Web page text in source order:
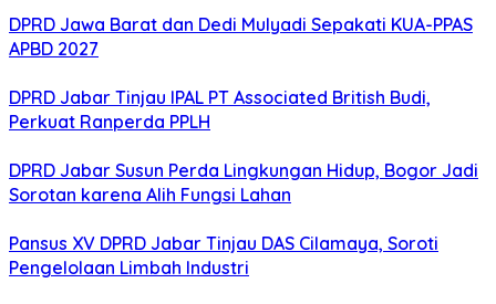
DPRD Jawa Barat dan Dedi Mulyadi Sepakati KUA-PPAS
APBD 2027
DPRD Jabar Tinjau IPAL PT Associated British Budi,
Perkuat Ranperda PPLH
DPRD Jabar Susun Perda Lingkungan Hidup, Bogor Jadi
Sorotan karena Alih Fungsi Lahan
Pansus XV DPRD Jabar Tinjau DAS Cilamaya, Soroti
Pengelolaan Limbah Industri